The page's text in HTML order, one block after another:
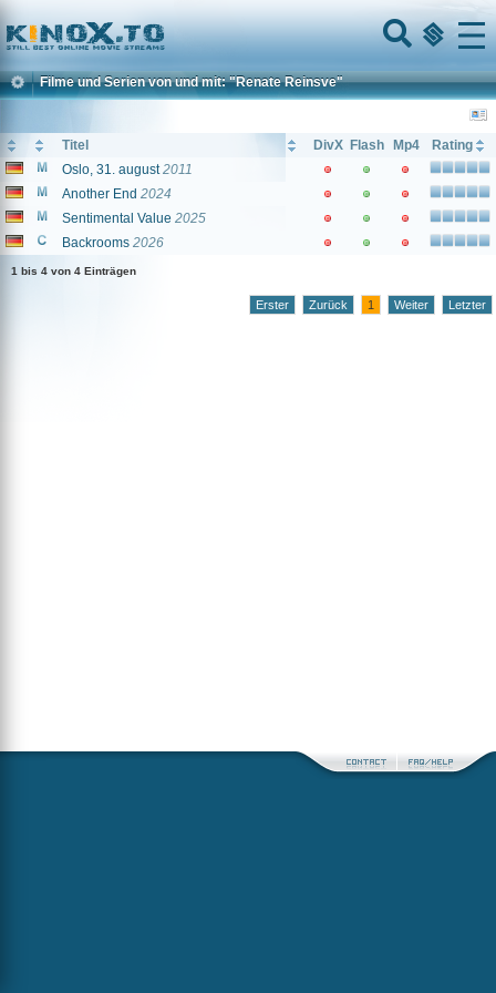
Home
Menu
Filme und Serien von und mit: "Renate Reinsve"
Titel DivX Flash Mp4
Rating
Oslo, 31. august 2011
Another End 2024
Sentimental Value 2025
Backrooms 2026
1 bis 4 von 4 Einträgen
Erster Zurück 1 Weiter Letzter